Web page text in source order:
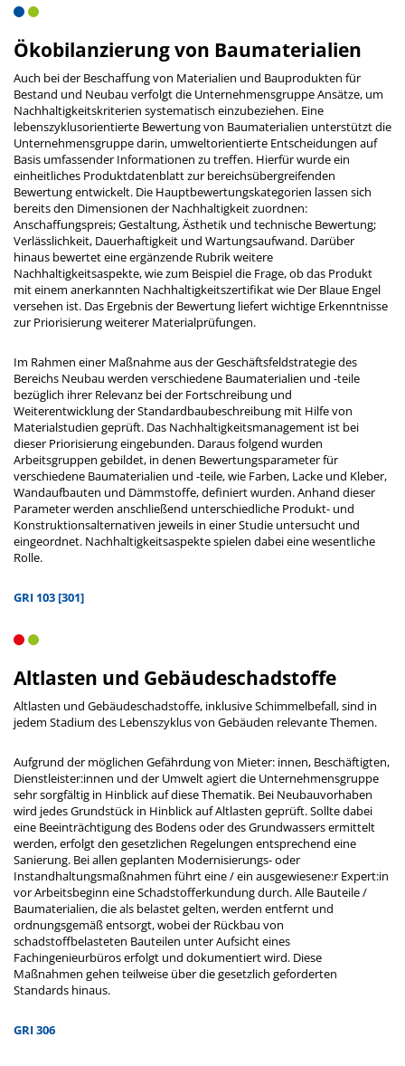
Ökobilanzierung von Baumaterialien
Auch bei der Beschaffung von Materialien und Bauprodukten für
Bestand und Neubau verfolgt die Unternehmensgruppe Ansätze, um
Nachhaltigkeitskriterien systematisch einzubeziehen. Eine
lebenszyklusorientierte Bewertung von Baumaterialien unterstützt die
Unternehmensgruppe darin, umweltorientierte Entscheidungen auf
Basis umfassender Informationen zu treffen. Hierfür wurde ein
einheitliches Produktdatenblatt zur bereichsübergreifenden
Bewertung entwickelt. Die Hauptbewertungskategorien lassen sich
bereits den Dimensionen der Nachhaltigkeit zuordnen:
Anschaffungspreis; Gestaltung, Ästhetik und technische Bewertung;
Verlässlichkeit, Dauerhaftigkeit und Wartungsaufwand. Darüber
hinaus bewertet eine ergänzende Rubrik weitere
Nachhaltigkeitsaspekte, wie zum Beispiel die Frage, ob das Produkt
mit einem anerkannten Nachhaltigkeitszertifikat wie Der Blaue Engel
versehen ist. Das Ergebnis der Bewertung liefert wichtige Erkenntnisse
zur Priorisierung weiterer Materialprüfungen.
Im Rahmen einer Maßnahme aus der Geschäftsfeldstrategie des
Bereichs Neubau werden verschiedene Baumaterialien und -teile
bezüglich ihrer Relevanz bei der Fortschreibung und
Weiterentwicklung der Standardbaubeschreibung mit Hilfe von
Materialstudien geprüft. Das Nachhaltigkeitsmanagement ist bei
dieser Priorisierung eingebunden. Daraus folgend wurden
Arbeitsgruppen gebildet, in denen Bewertungsparameter für
verschiedene Baumaterialien und -teile, wie Farben, Lacke und Kleber,
Wandaufbauten und Dämmstoffe, definiert wurden. Anhand dieser
Parameter werden anschließend unterschiedliche Produkt- und
Konstruktionsalternativen jeweils in einer Studie untersucht und
eingeordnet. Nachhaltigkeitsaspekte spielen dabei eine wesentliche
Rolle.
GRI 103 [301]
Altlasten und Gebäudeschadstoffe
Altlasten und Gebäudeschadstoffe, inklusive Schimmelbefall, sind in
jedem Stadium des Lebenszyklus von Gebäuden relevante Themen.
Aufgrund der möglichen Gefährdung von Mieter: innen, Beschäftigten,
Dienstleister:innen und der Umwelt agiert die Unternehmensgruppe
sehr sorgfältig in Hinblick auf diese Thematik. Bei Neubauvorhaben
wird jedes Grundstück in Hinblick auf Altlasten geprüft. Sollte dabei
eine Beeinträchtigung des Bodens oder des Grundwassers ermittelt
werden, erfolgt den gesetzlichen Regelungen entsprechend eine
Sanierung. Bei allen geplanten Modernisierungs- oder
Instandhaltungsmaßnahmen führt eine / ein ausgewiesene:r Expert:in
vor Arbeitsbeginn eine Schadstofferkundung durch. Alle Bauteile /
Baumaterialien, die als belastet gelten, werden entfernt und
ordnungsgemäß entsorgt, wobei der Rückbau von
schadstoffbelasteten Bauteilen unter Aufsicht eines
Fachingenieurbüros erfolgt und dokumentiert wird. Diese
Maßnahmen gehen teilweise über die gesetzlich geforderten
Standards hinaus.
GRI 306